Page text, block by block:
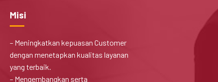
Misi
– Meningkatkan kepuasan Customer
dengan menetapkan kualitas layanan
yang terbaik.
– Mengembangkan serta